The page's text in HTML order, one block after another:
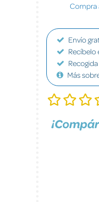
Compra
Envío
Recíbelo
Más